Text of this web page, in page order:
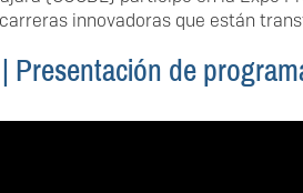
innovadoras que están
Presentación de